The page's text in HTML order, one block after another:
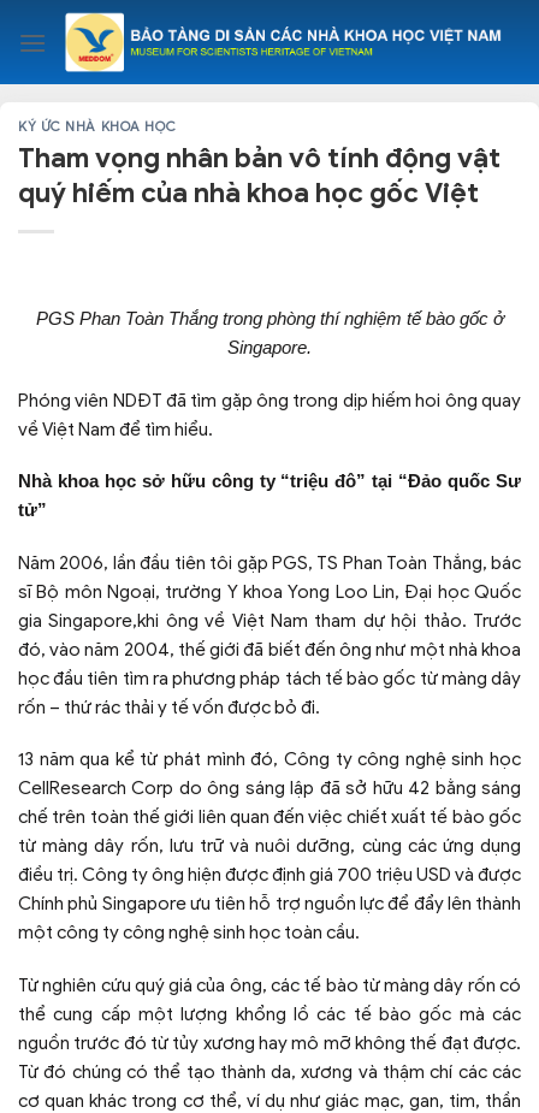
content
KÝ ỨC NHÀ KHOA HỌC
Tham vọng nhân bản vô tính động vật
quý hiếm của nhà khoa học gốc Việt
PGS Phan Toàn Thắng trong phòng thí nghiệm tế bào gốc ở
Singapore.
Phóng viên NDĐT đã tìm gặp ông trong dịp hiếm hoi ông quay
về Việt Nam để tìm hiểu.
Nhà khoa học sở hữu công ty “triệu đô” tại “Đảo quốc Sư
tử”
Năm 2006, lần đầu tiên tôi gặp PGS, TS Phan Toàn Thắng, bác
sĩ Bộ môn Ngoại, trường Y khoa Yong Loo Lin, Đại học Quốc
gia Singapore,khi ông về Việt Nam tham dự hội thảo. Trước
đó, vào năm 2004, thế giới đã biết đến ông như một nhà khoa
học đầu tiên tìm ra phương pháp tách tế bào gốc từ màng dây
rốn – thứ rác thải y tế vốn được bỏ đi.
13 năm qua kể từ phát mình đó, Công ty công nghệ sinh học
CellResearch Corp do ông sáng lập đã sở hữu 42 bằng sáng
chế trên toàn thế giới liên quan đến việc chiết xuất tế bào gốc
từ màng dây rốn, lưu trữ và nuôi dưỡng, cùng các ứng dụng
điều trị. Công ty ông hiện được định giá 700 triệu USD và được
Chính phủ Singapore ưu tiên hỗ trợ nguồn lực để đẩy lên thành
một công ty công nghệ sinh học toàn cầu.
Từ nghiên cứu quý giá của ông, các tế bào từ màng dây rốn có
thể cung cấp một lượng khổng lồ các tế bào gốc mà các
nguồn trước đó từ tủy xương hay mô mỡ không thế đạt được.
Từ đó chúng có thể tạo thành da, xương và thậm chí các các
cơ quan khác trong cơ thể, ví dụ như giác mạc, gan, tim, thần